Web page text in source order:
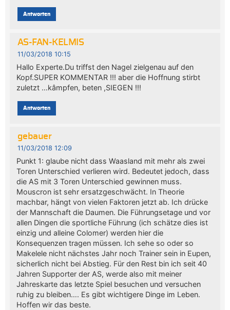
Antworten
AS-FAN-KELMIS
11/03/2018 10:15
Hallo Experte.Du triffst den Nagel zielgenau auf den
Kopf.SUPER KOMMENTAR !!! aber die Hoffnung stirbt
zuletzt …kâmpfen, beten ,SIEGEN !!!
Antworten
gebauer
11/03/2018 12:09
Punkt 1: glaube nicht dass Waasland mit mehr als zwei
Toren Unterschied verlieren wird. Bedeutet jedoch, dass
die AS mit 3 Toren Unterschied gewinnen muss.
Mouscron ist sehr ersatzgeschwächt. In Theorie
machbar, hängt von vielen Faktoren jetzt ab. Ich drücke
der Mannschaft die Daumen. Die Führungsetage und vor
allen Dingen die sportliche Führung (ich schätze dies ist
einzig und alleine Colomer) werden hier die
Konsequenzen tragen müssen. Ich sehe so oder so
Makelele nicht nächstes Jahr noch Trainer sein in Eupen,
sicherlich nicht bei Abstieg. Für den Rest bin ich seit 40
Jahren Supporter der AS, werde also mit meiner
Jahreskarte das letzte Spiel besuchen und versuchen
ruhig zu bleiben…. Es gibt wichtigere Dinge im Leben.
Hoffen wir das beste.